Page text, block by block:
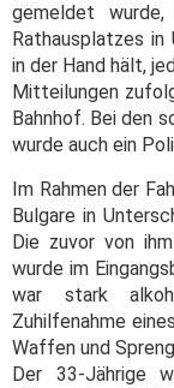
gemeldet
Rathausplatzes
in der Hand hält,
Mitteilungen
Bahnhof. Bei den
wurde auch ein
Im Rahmen der
Bulgare in
Die zuvor von
wurde im
war stark
Zuhilfenahme
Waffen und
Der 33-Jährige